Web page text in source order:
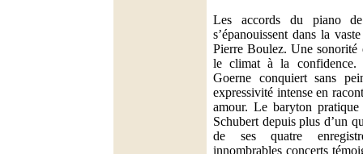
Les accords du piano
s’épanouissent dans la
Pierre Boulez. Une sonorité
le climat à la
Goerne conquiert sans
expressivité intense en
amour. Le baryton
Schubert depuis plus d’un
de ses quatre
innombrables concerts